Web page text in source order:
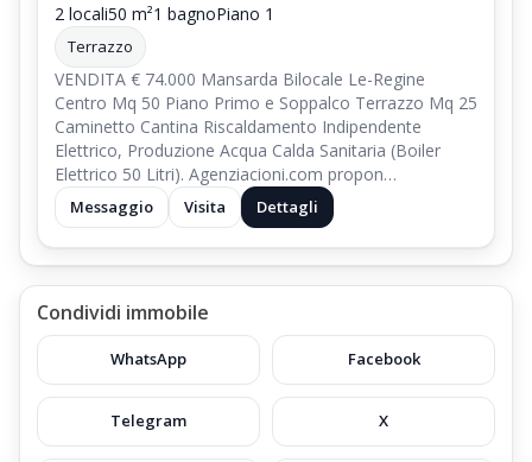
2 locali50 m²1 bagnoPiano 1
Terrazzo
VENDITA € 74.000 Mansarda Bilocale Le-Regine
Centro Mq 50 Piano Primo e Soppalco Terrazzo Mq 25
Caminetto Cantina Riscaldamento Indipendente
Elettrico, Produzione Acqua Calda Sanitaria (Boiler
Elettrico 50 Litri). Agenziacioni.com propon…
Messaggio Visita Dettagli
Condividi immobile
WhatsApp Facebook
Telegram X